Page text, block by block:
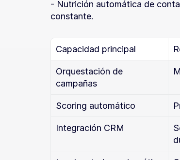
- Nutrición automática de
constante.
Capacidad principal
Orquestación de
campañas
Scoring automático
Integración CRM